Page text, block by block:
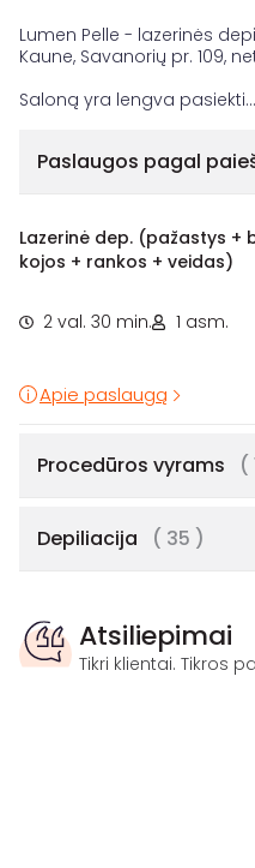
Lumen Pelle - lazerinės
Kaune, Savanorių pr. 109,
Saloną yra lengva pasiekti...
Paslaugos pagal
Lazerinė dep. (pažastys +
kojos + rankos + veidas)
2 val. 30 min. 1 asm.
Apie paslaugą
Procedūros vyrams (
Depiliacija ( 35 )
Atsiliepimai
Tikri klientai. Tikros